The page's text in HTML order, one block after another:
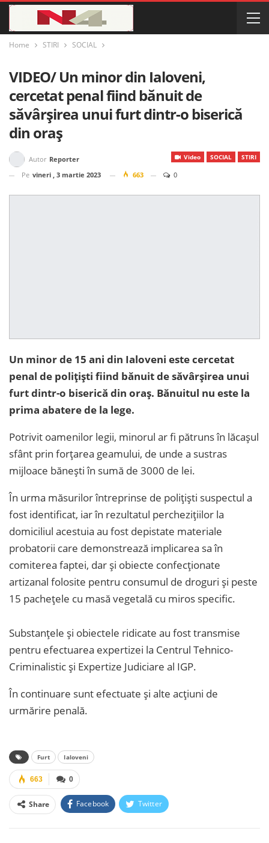
Home STIRI SOCIAL
VIDEO/ Un minor din Ialoveni,
cercetat penal fiind bănuit de
săvârșirea unui furt dintr-o biserică
din oraș
Video SOCIAL STIRI
Autor Reporter
Pe vineri , 3 martie 2023 663 0
Un minor de 15 ani din Ialoveni este cercetat
penal de polițiști fiind bănuit de săvârșirea unui
furt dintr-o biserică din oraș. Bănuitul nu este la
prima abatere de la lege.
Potrivit oamenilor legii, minorul ar fi pătruns în lăcașul
sfânt prin forțarea geamului, de unde a sustras
mijloace bănești în sumă de 3000 de lei.
În urma măsurilor întreprinse de polițiști suspectul a
fost identificat, iar în rezultatul perchezițiilor la
domiciliul acestuia au fost depistate materiale
probatorii care demonstrează implicarea sa în
comiterea faptei, dar și obiecte confecționate
artizanal folosite pentru consumul de droguri și peste
15 pachețele cu masă vegetală cu miros specific.
Substanțele și obiectele ridicate au fost transmise
pentru efectuarea expertizei la Centrul Tehnico-
Criminalistic și Expertize Judiciare al IGP.
În continuare sunt efectuate și alte acțiuni de
urmărire penală.
Furt Ialoveni
0
663
Share Facebook Twitter